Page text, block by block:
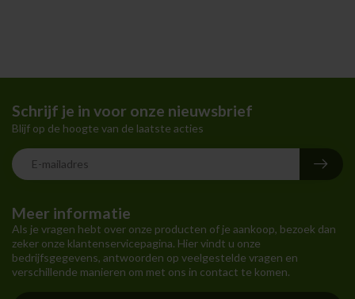
Meer informatie
Als je vragen hebt over onze producten of je aankoop, bezoek dan
zeker onze klantenservicepagina. Hier vindt u onze
bedrijfsgegevens, antwoorden op veelgestelde vragen en
verschillende manieren om met ons in contact te komen.
Schrijf je in voor onze nieuwsbrief
Blijf op de hoogte van de laatste acties